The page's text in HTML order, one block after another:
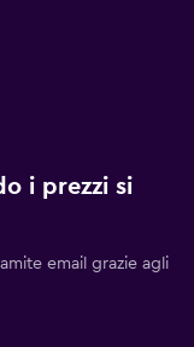
i prezzi si
email grazie agli